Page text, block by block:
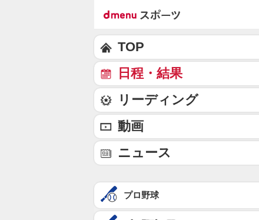
TOP
日程・結果
リーディング
動画
ニュース
プロ野球